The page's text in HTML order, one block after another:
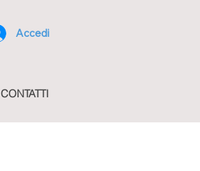
Accedi
CONTATTI